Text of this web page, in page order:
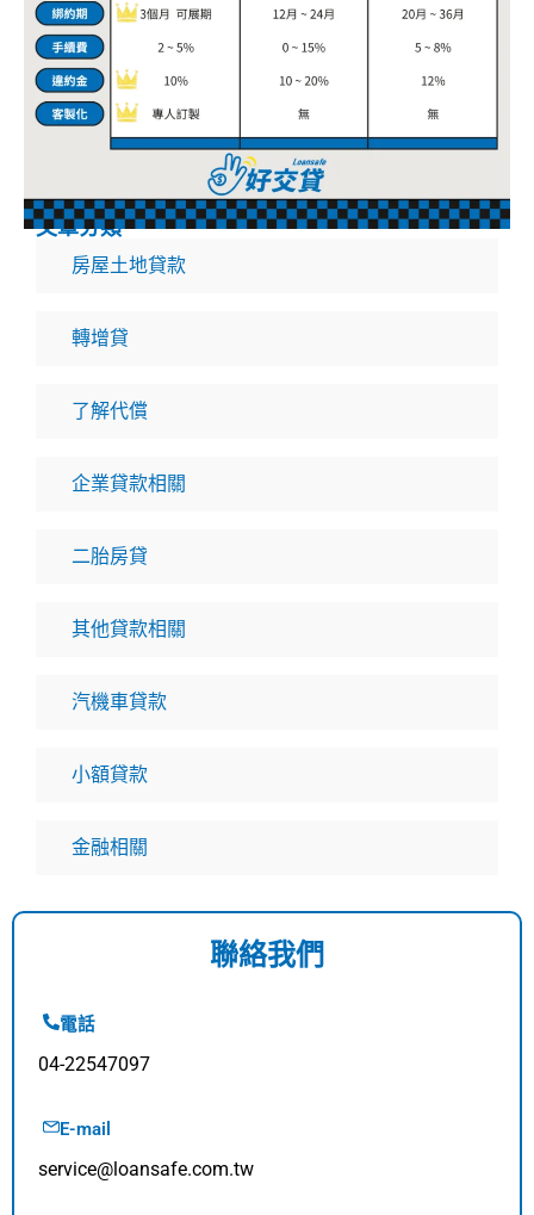
文章分類
房屋土地貸款
轉增貸
了解代償
企業貸款相關
二胎房貸
其他貸款相關
汽機車貸款
小額貸款
金融相關
聯絡我們
電話
04-22547097
E-mail
service@loansafe.com.tw